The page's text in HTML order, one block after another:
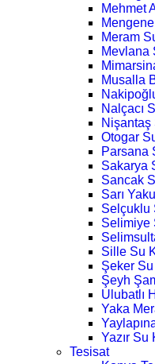
Mehmet
Meram
Mevlana
Musalla
Nalçacı
Nişantaş
Otogar
Parsana
Sakarya
Sancak
Sarı
Selçuklu
Selimiye
Sille Su
Şeker Su
Şeyh
Ulubatlı
Yaka
Yazır Su
Tesisat